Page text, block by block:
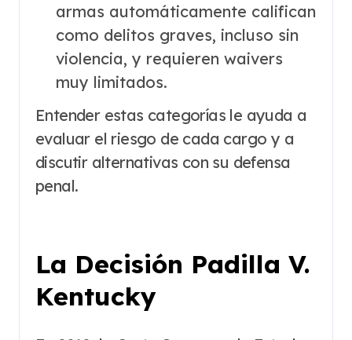
armas automáticamente califican
como delitos graves, incluso sin
violencia, y requieren waivers
muy limitados.
Entender estas categorías le ayuda a
evaluar el riesgo de cada cargo y a
discutir alternativas con su defensa
penal.
La Decisión Padilla V.
Kentucky